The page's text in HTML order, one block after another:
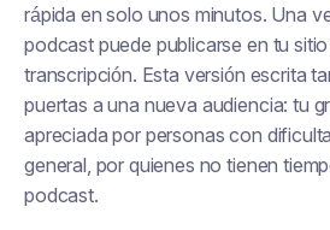
rápida en solo unos minutos. Una
podcast puede publicarse en tu
transcripción. Esta versión escrita
puertas a una nueva audiencia: tu
apreciada por personas con
general, por quienes no tienen
podcast.